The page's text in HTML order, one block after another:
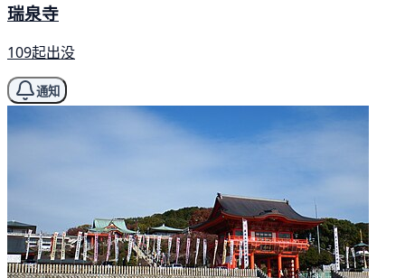
瑞泉寺
109起出没
通知